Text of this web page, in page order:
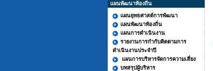
แผนพัฒนาท้องถิ่น
แผนยุทธศาสต์การพัฒนา
แผนพัฒนาท้องถิ่น
แผนการดำเนินงาน
รายงานการกำกับติดตามการ
ดำเนินงานประจำปี
แผนการบริหารจัดการความเสี่ยง
บทสรุปผู้บริหาร